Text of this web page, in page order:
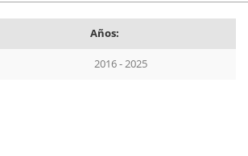
Años:
2016 - 2025